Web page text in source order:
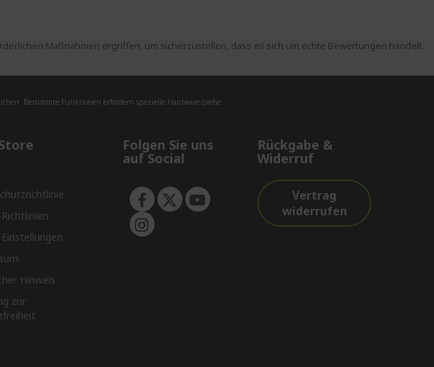
Maßnahmen ergriffen, um sicherzustellen, dass es sich um echte Bewertungen handelt.
Bestimmte Funktionen erfordern spezielle Hardware (siehe
Hinweis
zur
Folgen Sie uns
auf Social
Rückgabe &
Widerruf
Vertrag
widerrufen